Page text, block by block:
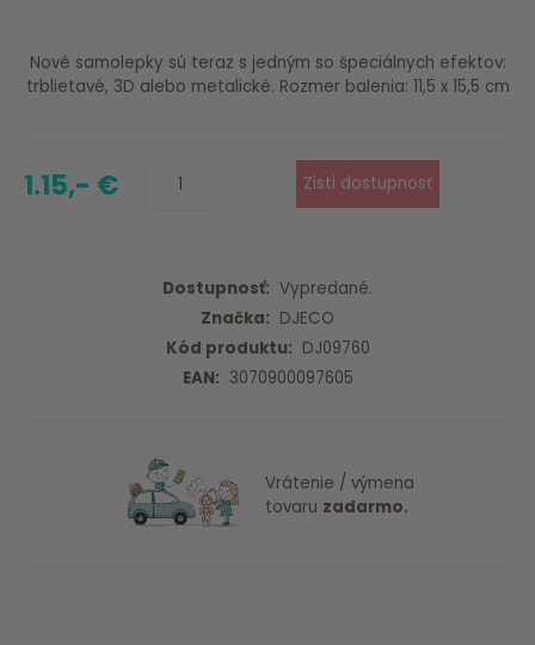
Nové samolepky sú teraz s jedným so špeciálnych efektov:
trblietavé, 3D alebo metalické. Rozmer balenia: 11,5 x 15,5 cm
1.15,- €
Dostupnosť: Vypredané.
Značka: DJECO
Kód produktu: DJ09760
EAN: 3070900097605
Vrátenie / výmena
tovaru zadarmo.